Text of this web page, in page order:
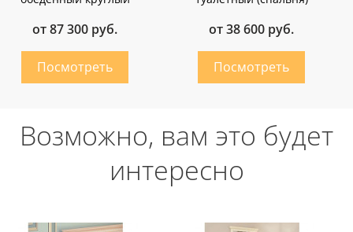
от 87 300 руб. от 38 600 руб.
Возможно, вам это будет
интересно